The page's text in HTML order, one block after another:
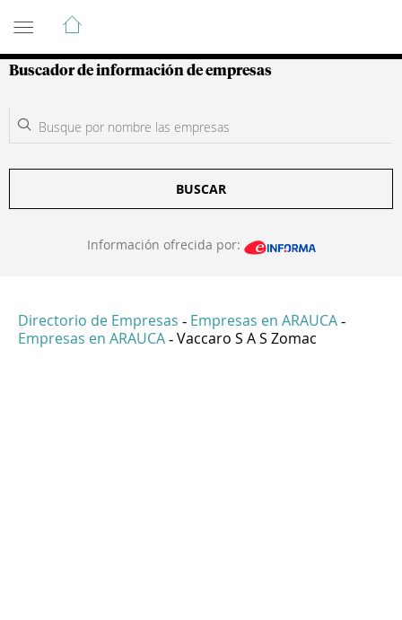
Guía de Empresas Colombianas
Buscador de información de empresas
BUSCAR
Información ofrecida por:
Directorio de Empresas - Empresas en ARAUCA -
Empresas en ARAUCA - Vaccaro S A S Zomac